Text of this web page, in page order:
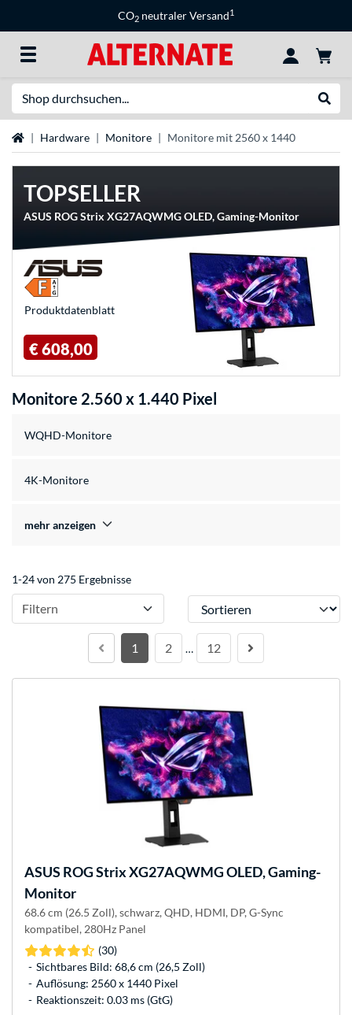
CO2 neutraler Versand1
StartseiteHardware Monitore Monitore mit 2560 x 1440
TOPSELLER
ASUS ROG Strix XG27AQWMG OLED, Gaming-Monitor
Produkt­datenblatt
€ 608,00
Monitore 2.560 x 1.440 Pixel
WQHD-Monitore
4K-Monitore
mehr anzeigen
1-24 von 275 Ergebnisse
Filtern Sortieren
1 2 … 12
ASUS ROG Strix XG27AQWMG OLED, Gaming-
Monitor
68.6 cm (26.5 Zoll), schwarz, QHD, HDMI, DP, G-Sync
kompatibel, 280Hz Panel
(30)
Sichtbares Bild: 68,6 cm (26,5 Zoll)
Auflösung: 2560 x 1440 Pixel
Reaktionszeit: 0.03 ms (GtG)